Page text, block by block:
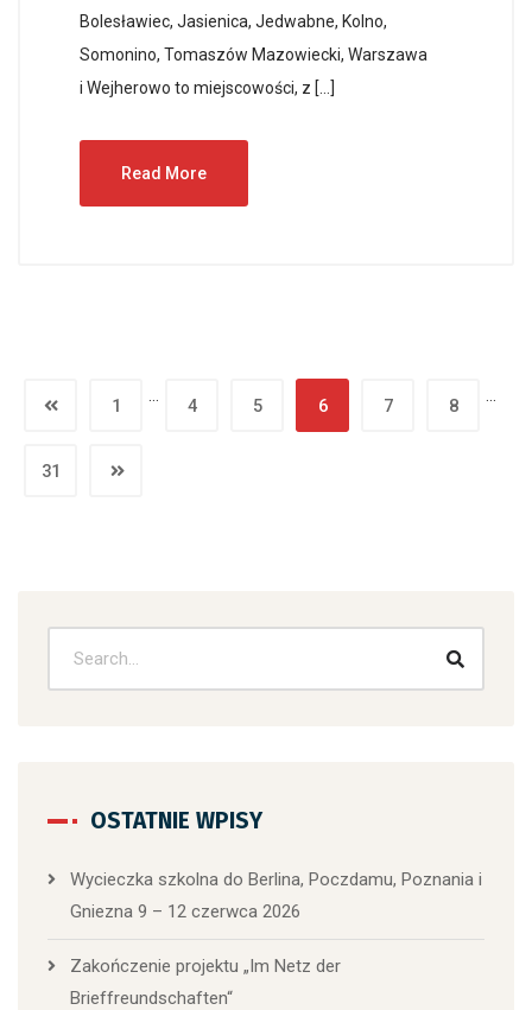
Bolesławiec, Jasienica, Jedwabne, Kolno,
Somonino, Tomaszów Mazowiecki, Warszawa
i Wejherowo to miejscowości, z […]
Read More
1 … 4 5 6 7 8 …
31
OSTATNIE WPISY
Wycieczka szkolna do Berlina, Poczdamu, Poznania i
Gniezna 9 – 12 czerwca 2026
Zakończenie projektu „Im Netz der
Brieffreundschaften“